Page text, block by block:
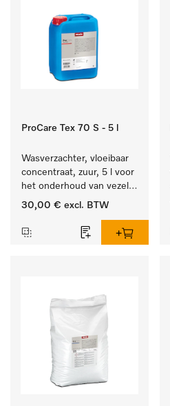
ProCare Tex 70 S - 5 l
Wasverzachter, vloeibaar
concentraat, zuur, 5 l voor
het onderhoud van vezels
zodat het textiel lang
30,00 € excl. BTW